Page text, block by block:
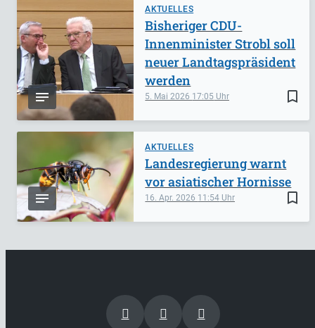
AKTUELLES
bookmark_border
5. Mai 2026 17:05
Bisheriger CDU-
Innenminister Strobl soll
neuer Landtagspräsident
werden
AKTUELLES
bookmark_border
16. Apr. 2026 11:54
Landesregierung warnt
vor asiatischer Hornisse